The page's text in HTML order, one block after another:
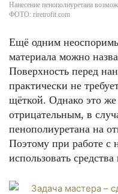
Нанесение пенополиуретана
ФОТО: riretrofit.com
Ещё одним
материала можно
Поверхность перед
практически не
щёткой. Однако это же
отрицательным, в
пенополиуретана на
Поэтому при работе с
использовать